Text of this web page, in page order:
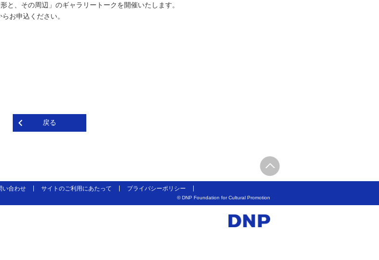
、その周辺」のギャラリートークを開催いたします。
らお申込ください。
戻る
い合わせ サイトのご利用にあたって プライバシーポリシー
© DNP Foundation for Cultural Promotion